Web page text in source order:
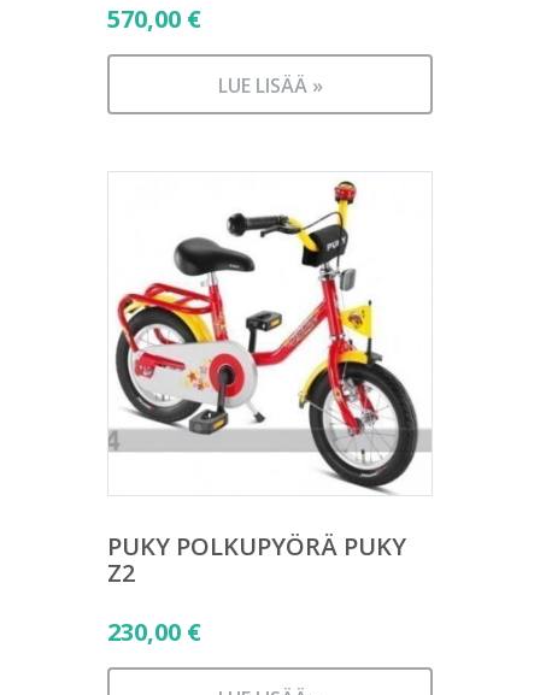
570,00 €
LUE LISÄÄ »
PUKY POLKUPYÖRÄ PUKY
Z2
230,00 €